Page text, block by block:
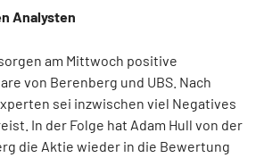
Analysten
am Mittwoch positive
von Berenberg und UBS. Nach
sei inzwischen viel Negatives
In der Folge hat Adam Hull von der
die Aktie wieder in die Bewertung